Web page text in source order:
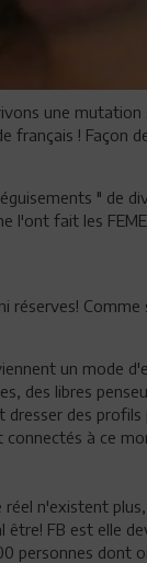
une
! Façon
" de
l'ont fait les
réserves! Comme
un mode
des libres
des
connectés à ce
n'existent
FB est elle
personnes dont